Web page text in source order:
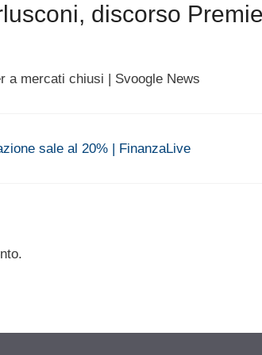
discorso
a mercati chiusi | Svoogle News
sale al 20% | FinanzaLive